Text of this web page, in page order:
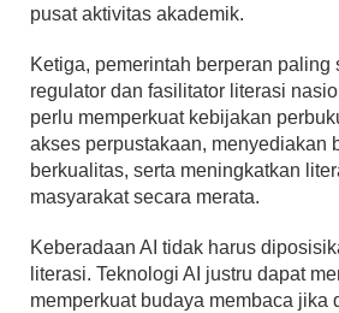
pusat aktivitas akademik.
Ketiga, pemerintah berperan paling
regulator dan fasilitator literasi
perlu memperkuat kebijakan
akses perpustakaan, menyediakan
berkualitas, serta meningkatkan
masyarakat secara merata.
Keberadaan AI tidak harus
literasi. Teknologi AI justru dapat
memperkuat budaya membaca jika